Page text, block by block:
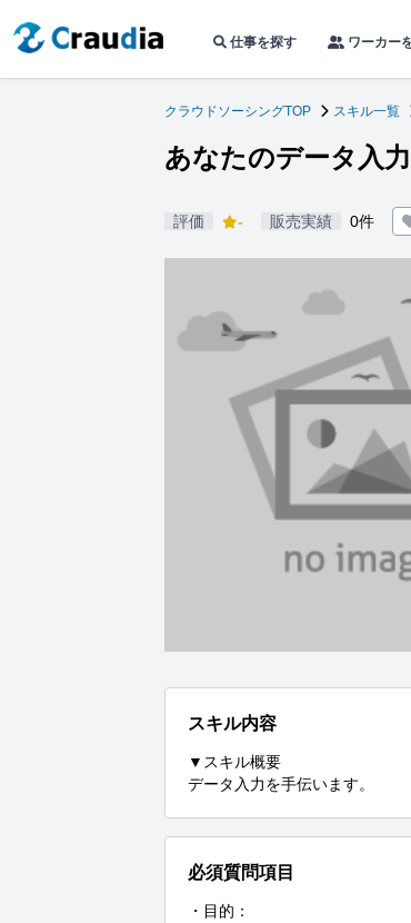
仕事を探す ワーカー
クラウドソーシングTOP スキル一覧
あなたのデータ入
評価 - 販売実績 0件
スキル内容
▼スキル概要
データ入力を手伝います。
必須質問項目
・目的：